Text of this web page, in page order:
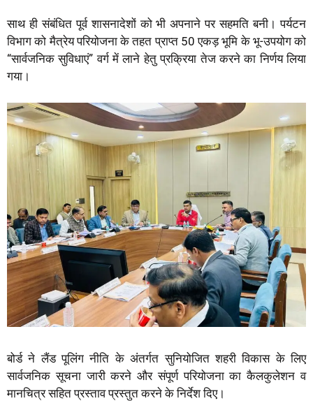
साथ ही संबंधित पूर्व शासनादेशों को भी अपनाने पर सहमति बनी। पर्यटन
विभाग को मैत्रेय परियोजना के तहत प्राप्त 50 एकड़ भूमि के भू-उपयोग को
“सार्वजनिक सुविधाएं” वर्ग में लाने हेतु प्रक्रिया तेज करने का निर्णय लिया
गया।
बोर्ड ने लैंड पूलिंग नीति के अंतर्गत सुनियोजित शहरी विकास के लिए
सार्वजनिक सूचना जारी करने और संपूर्ण परियोजना का कैलकुलेशन व
मानचित्र सहित प्रस्ताव प्रस्तुत करने के निर्देश दिए।